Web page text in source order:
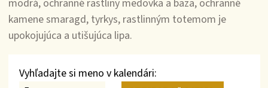
modrá, ochranné rastliny medovka a baza, ochranné
kamene smaragd, tyrkys, rastlinným totemom je
upokojujúca a utišujúca lipa.
Vyhľadajte si meno v kalendári: